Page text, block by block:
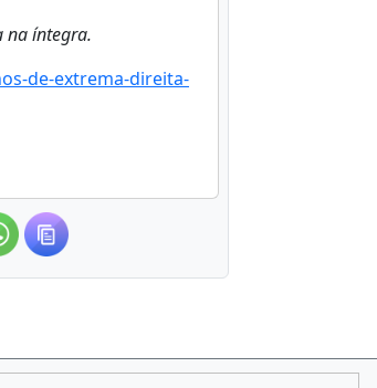
na íntegra.
de-extrema-direita-